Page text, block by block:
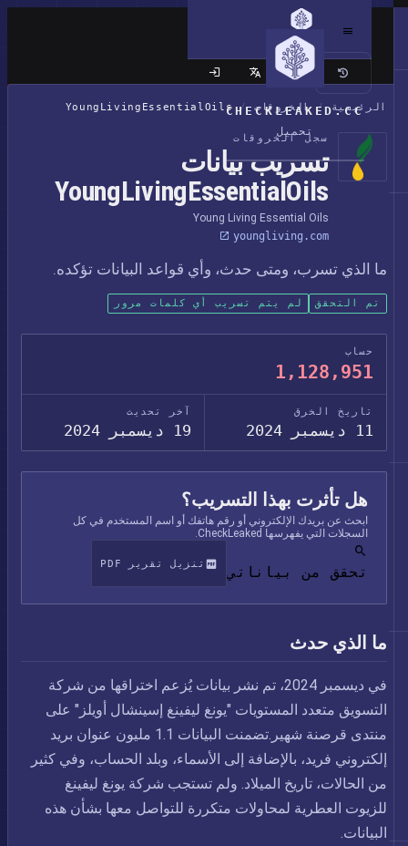
CHECKLEAKED.CC
تحميل
الموقع الكلاسيكي
الرئيسية / الخروقات /
YoungLivingEssentialOils
سجل الخروقات
تسريب بيانات
YoungLivingEssentialOils
Young Living Essential Oils
youngliving.com
ما الذي تسرب، ومتى حدث، وأي قواعد البيانات تؤكده.
تم التحقق لم يتم تسريب أي كلمات مرور
حساب
1,128,951
تاريخ الخرق
11 ديسمبر 2024
آخر تحديث
19 ديسمبر 2024
هل تأثرت بهذا التسريب؟
ابحث عن بريدك الإلكتروني أو رقم هاتفك أو اسم المستخدم في كل
السجلات التي يفهرسها CheckLeaked.
تحقق من بياناتي تنزيل تقرير PDF
ما الذي حدث
في ديسمبر 2024، تم نشر بيانات يُزعم اختراقها من شركة
التسويق متعدد المستويات "يونغ ليفينغ إسينشال أويلز" على
منتدى قرصنة شهير.تضمنت البيانات 1.1 مليون عنوان بريد
إلكتروني فريد، بالإضافة إلى الأسماء، وبلد الحساب، وفي كثير
من الحالات، تاريخ الميلاد. ولم تستجب شركة يونغ ليفينغ
للزيوت العطرية لمحاولات متكررة للتواصل معها بشأن هذه
البيانات.